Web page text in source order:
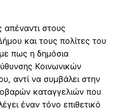
στους
και τους πολίτες του
πως η δημόσια
Κοινωνικών
αντί να συμβάλει στην
καταγγελιών που
έναν τόνο επιθετικό